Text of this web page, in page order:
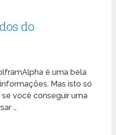
do
é uma bela
Mas isto só
você conseguir uma
…